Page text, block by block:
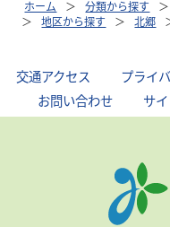
ホーム 分類から探す
地区から探す
北郷
交通アクセス プライ
お問い合わせ サ